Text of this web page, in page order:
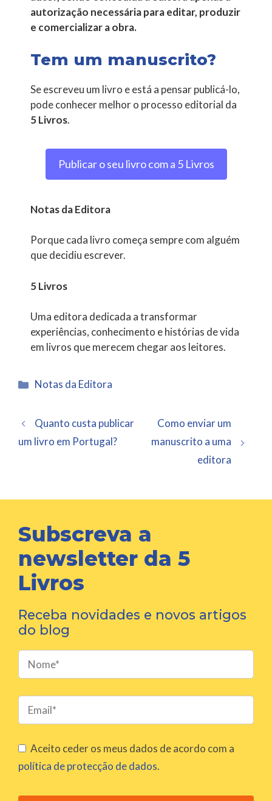
autorização necessária para editar, produzir
e comercializar a obra.
Tem um manuscrito?
Se escreveu um livro e está a pensar publicá-lo,
pode conhecer melhor o processo editorial da
5 Livros.
Publicar o seu livro com a 5 Livros
Notas da Editora
Porque cada livro começa sempre com alguém
que decidiu escrever.
5 Livros
Uma editora dedicada a transformar
experiências, conhecimento e histórias de vida
em livros que merecem chegar aos leitores.
Categorias
Notas da Editora
Quanto custa publicar
um livro em Portugal?
Como enviar um
manuscrito a uma
editora
Subscreva a
newsletter da 5
Livros
Receba novidades e novos artigos
do blog
s
e
e
Aceito ceder os meus dados de acordo com a
política de protecção de dados.